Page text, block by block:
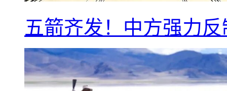
五箭齐发！中方强力